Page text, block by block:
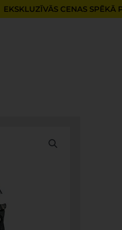
EKSKLUZĪVĀS CENAS SPĒKĀ